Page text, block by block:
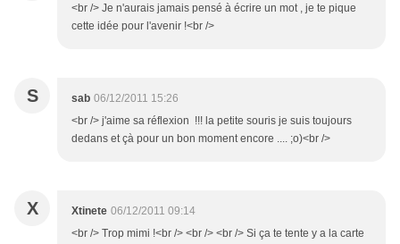
<br /> Je n'aurais jamais pensé à écrire un mot , je te pique
cette idée pour l'avenir !<br />
S sab 06/12/2011 15:26
<br /> j'aime sa réflexion !!! la petite souris je suis toujours
dedans et çà pour un bon moment encore .... ;o)<br />
X Xtinete 06/12/2011 09:14
<br /> Trop mimi !<br /> <br /> <br /> Si ça te tente y a la carte